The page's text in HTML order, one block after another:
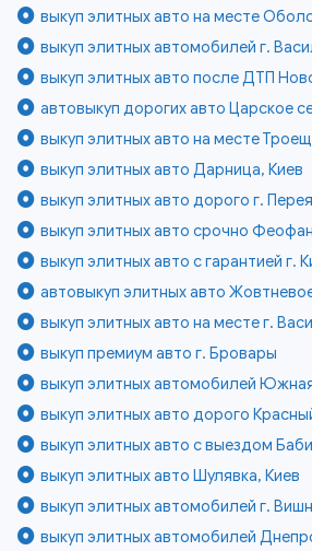
выкуп элитных авто на месте
выкуп элитных автомобилей г.
выкуп элитных авто после ДТП
автовыкуп дорогих авто Царское
выкуп элитных авто на месте
выкуп элитных авто Дарница, Киев
выкуп элитных авто дорого г.
выкуп элитных авто срочно
выкуп элитных авто с гарантией г.
автовыкуп элитных авто
выкуп элитных авто на месте г.
выкуп премиум авто г. Бровары
выкуп элитных автомобилей
выкуп элитных авто дорого
выкуп элитных авто с выездом
выкуп элитных авто Шулявка, Киев
выкуп элитных автомобилей г.
выкуп элитных автомобилей